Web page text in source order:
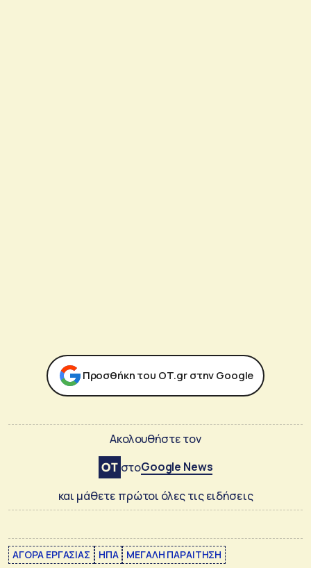
Προσθήκη του ΟΤ.gr στην Google
Ακολουθήστε τον
στοGoogle News
και μάθετε πρώτοι όλες τις ειδήσεις
ΑΓΟΡΑ ΕΡΓΑΣΙΑΣ ΗΠΑ ΜΕΓΑΛΗ ΠΑΡΑΙΤΗΣΗ